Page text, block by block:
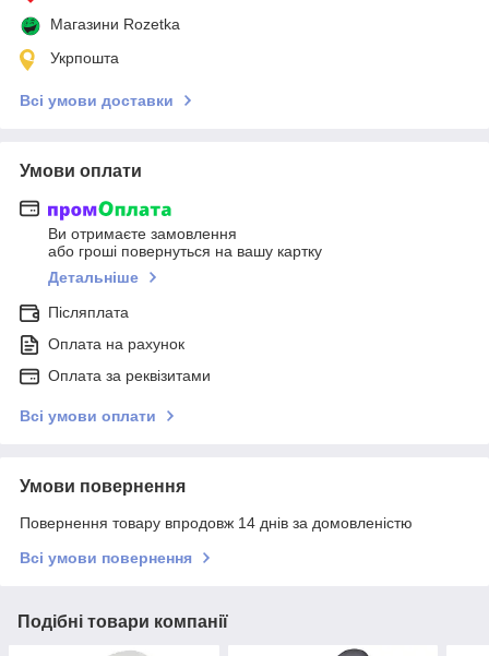
Магазини Rozetka
Укрпошта
Всі умови доставки
Умови оплати
Ви отримаєте замовлення
або гроші повернуться на вашу картку
Детальніше
Післяплата
Оплата на рахунок
Оплата за реквізитами
Всі умови оплати
Умови повернення
Повернення товару впродовж 14 днів за домовленістю
Всі умови повернення
Подібні товари компанії